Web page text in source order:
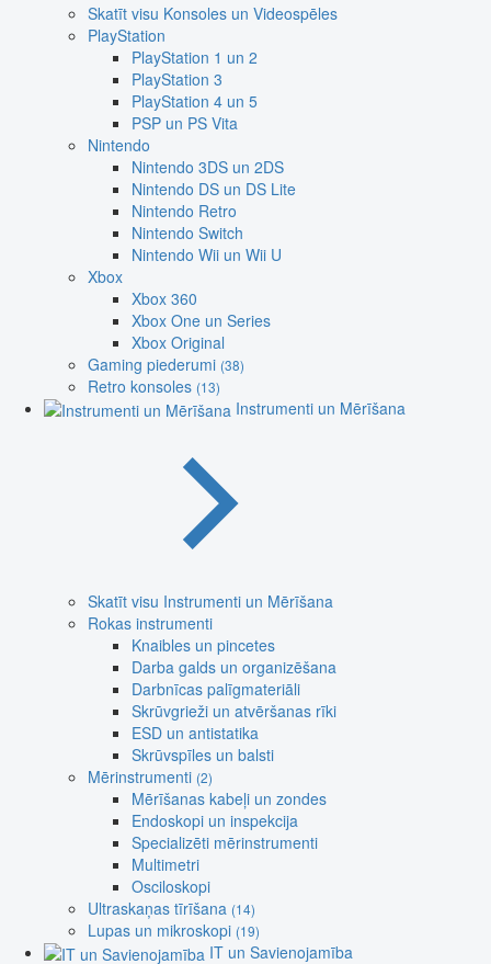
Skatīt visu Konsoles un Videospēles
PlayStation
PlayStation 1 un 2
PlayStation 3
PlayStation 4 un 5
PSP un PS Vita
Nintendo
Nintendo 3DS un 2DS
Nintendo DS un DS Lite
Nintendo Retro
Nintendo Switch
Nintendo Wii un Wii U
Xbox
Xbox 360
Xbox One un Series
Xbox Original
Gaming piederumi (38)
Retro konsoles (13)
Instrumenti un Mērīšana
Skatīt visu Instrumenti un Mērīšana
Rokas instrumenti
Knaibles un pincetes
Darba galds un organizēšana
Darbnīcas palīgmateriāli
Skrūvgrieži un atvēršanas rīki
ESD un antistatika
Skrūvspīles un balsti
Mērinstrumenti (2)
Mērīšanas kabeļi un zondes
Endoskopi un inspekcija
Specializēti mērinstrumenti
Multimetri
Osciloskopi
Ultraskaņas tīrīšana (14)
Lupas un mikroskopi (19)
IT un Savienojamība